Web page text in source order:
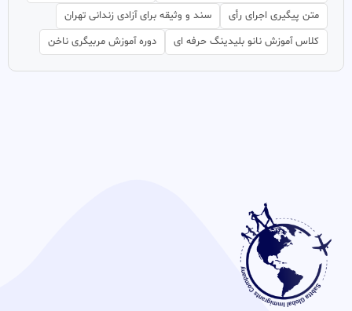
متن پیگیری اجرای رأی
سند و وثیقه برای آزادی زندانی تهران
کلاس آموزش نانو بلیدینگ حرفه ای
دوره آموزش مربیگری ناخن